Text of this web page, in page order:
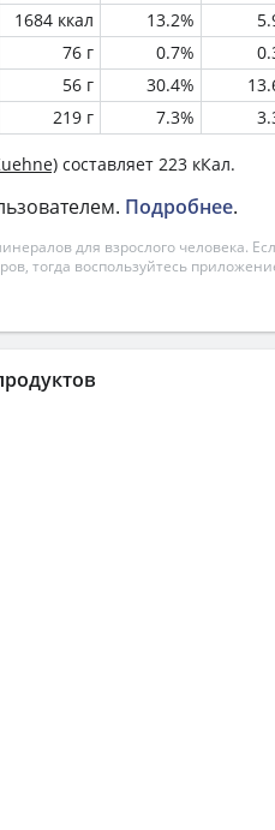
1684 ккал 13.2%
76 г 0.7%
56 г 30.4%
219 г 7.3%
составляет 223 кКал.
Подробнее.
для взрослого человека.
тогда воспользуйтесь